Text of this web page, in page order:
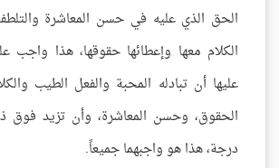
الحق الذي عليه في حسن المعاشرة
الكلام معها وإعطائها حقوقها، هذا
عليها أن تبادله المحبة والفعل الطيب
الحقوق، وحسن المعاشرة، وأن تزيد فوق
درجة، هذا هو واجبهما جميعاً.